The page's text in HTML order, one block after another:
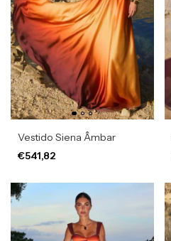
Vestido Siena Âmbar
€541,82